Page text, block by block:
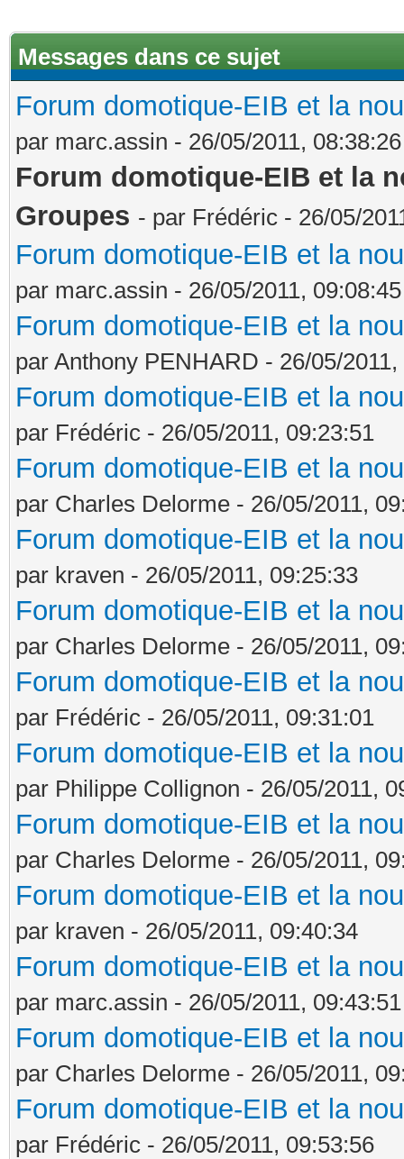
Messages dans ce sujet
Forum domotique-EIB et la
par marc.assin - 26/05/2011, 08:38:26
Forum domotique-EIB et la
Groupes - par Frédéric - 26/05/
Forum domotique-EIB et la
par marc.assin - 26/05/2011, 09:08:45
Forum domotique-EIB et la
par Anthony PENHARD - 26/05/
Forum domotique-EIB et la
par Frédéric - 26/05/2011, 09:23:51
Forum domotique-EIB et la
par Charles Delorme - 26/05/2011,
Forum domotique-EIB et la
par kraven - 26/05/2011, 09:25:33
Forum domotique-EIB et la
par Charles Delorme - 26/05/2011,
Forum domotique-EIB et la
par Frédéric - 26/05/2011, 09:31:01
Forum domotique-EIB et la
par Philippe Collignon - 26/05/2011,
Forum domotique-EIB et la
par Charles Delorme - 26/05/2011,
Forum domotique-EIB et la
par kraven - 26/05/2011, 09:40:34
Forum domotique-EIB et la
par marc.assin - 26/05/2011, 09:43:51
Forum domotique-EIB et la
par Charles Delorme - 26/05/2011,
Forum domotique-EIB et la
par Frédéric - 26/05/2011, 09:53:56